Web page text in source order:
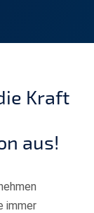
Kraft
aus!
immer